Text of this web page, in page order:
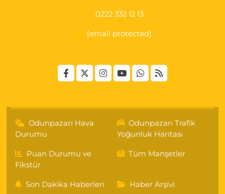
0222 332 12 13
[email protected]
Odunpazarı Hava
Durumu
Odunpazarı Trafik
Yoğunluk Haritası
Puan Durumu ve
Fikstür
Tüm Manşetler
Son Dakika Haberleri Haber Arşivi